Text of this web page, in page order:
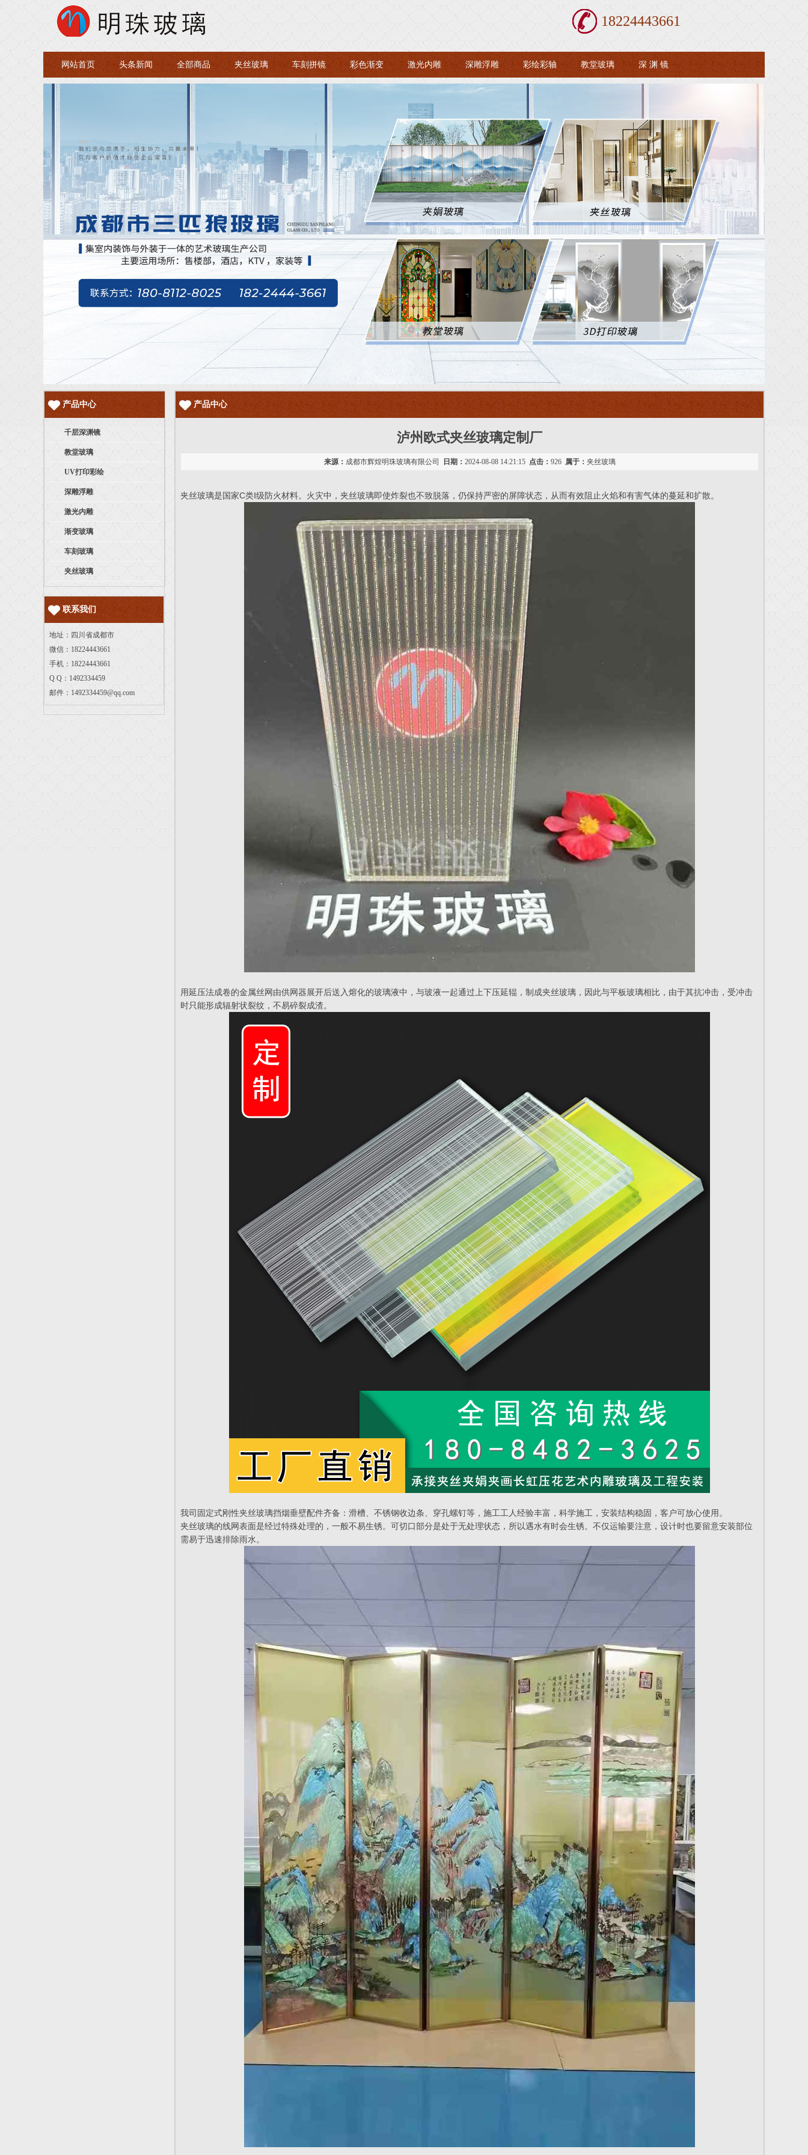
18224443661
网站首页 头条新闻 全部商品 夹丝玻璃 车刻拼镜 彩色渐变 激光内雕 深雕浮雕 彩绘彩轴 教堂玻璃 深 渊 镜
产品中心
千层深渊镜
教堂玻璃
UV打印彩绘
深雕浮雕
激光内雕
渐变玻璃
车刻玻璃
夹丝玻璃
联系我们
地址：四川省成都市
微信：18224443661
手机：18224443661
Q Q：1492334459
邮件： 1492334459@qq.com
产品中心
泸州欧式夹丝玻璃定制厂
来源： 成都市辉煌明珠玻璃有限公司 日期： 2024-08-08 14:21:15 点击： 926 属于： 夹丝玻璃
夹丝玻璃是国家C类Ⅰ级防火材料。火灾中，夹丝玻璃即使炸裂也不致脱落，仍保持严密的屏障状态，从而有效阻止火焰和有害气体的蔓延和扩散。
用延压法成卷的金属丝网由供网器展开后送入熔化的玻璃液中，与玻液一起通过上下压延辊，制成夹丝玻璃，因此与平板玻璃相比，由于其抗冲击，受冲击
时只能形成辐射状裂纹，不易碎裂成渣。
我司固定式刚性夹丝玻璃挡烟垂壁配件齐备：滑槽、不锈钢收边条、穿孔螺钉等，施工工人经验丰富，科学施工，安装结构稳固，客户可放心使用。
夹丝玻璃的线网表面是经过特殊处理的，一般不易生锈。可切口部分是处于无处理状态，所以遇水有时会生锈。不仅运输要注意，设计时也要留意安装部位
需易于迅速排除雨水。